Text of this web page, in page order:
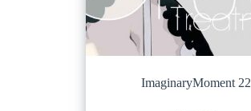
ImaginaryMoment 22